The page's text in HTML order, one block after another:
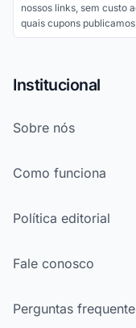
nossos links, sem custo
quais cupons
Institucional
Sobre nós
Como funciona
Política editorial
Fale conosco
Perguntas